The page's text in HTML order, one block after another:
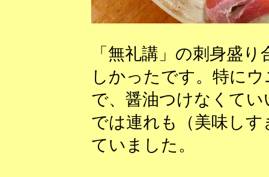
「無礼講」の刺身盛
しかったです。特に
で、醤油つけなくて
では連れも（美味し
ていました。